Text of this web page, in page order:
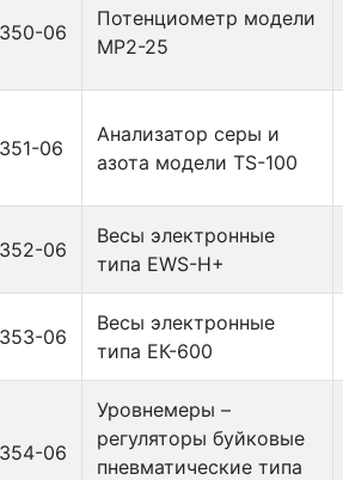
06
Потенциометр модели
МР2-25
06
Анализатор серы и
азота модели TS-100
06
Весы электронные
типа EWS-H+
06
Весы электронные
типа EК-600
06
Уровнемеры –
регуляторы буйковые
пневматические типа